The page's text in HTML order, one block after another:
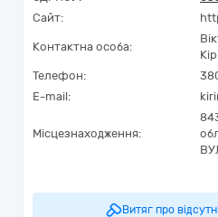
Сайт:
Контактна особа:
Телефон:
E-mail:
Місцезнаходження:
Витяг про